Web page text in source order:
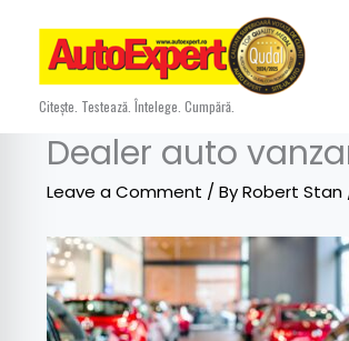
content
Citește. Testează. Întelege. Cumpără.
Dealer auto
Leave a Comment / ByRobert Stan